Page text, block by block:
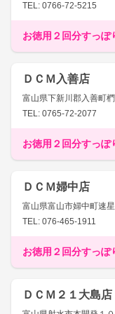
TEL: 0766-72-5215
お徳用２回分すっぽ
ＤＣＭ入善店
富山県下新川郡入善町
TEL: 0765-72-2077
お徳用２回分すっぽ
ＤＣＭ婦中店
富山県富山市婦中町速
TEL: 076-465-1911
お徳用２回分すっぽ
ＤＣＭ２１大島店